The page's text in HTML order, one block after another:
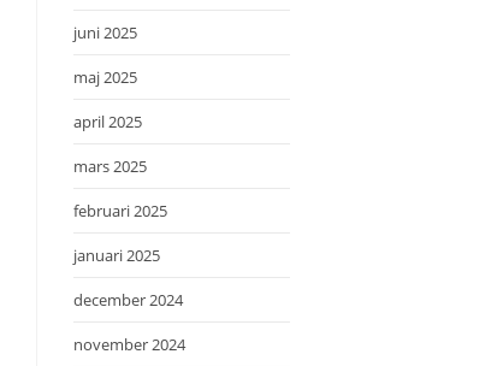
juni 2025
maj 2025
april 2025
mars 2025
februari 2025
januari 2025
december 2024
november 2024